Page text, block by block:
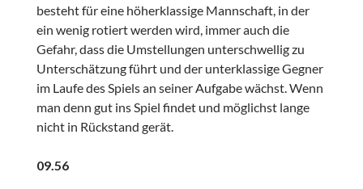
besteht für eine höherklassige Mannschaft, in der
ein wenig rotiert werden wird, immer auch die
Gefahr, dass die Umstellungen unterschwellig zu
Unterschätzung führt und der unterklassige Gegner
im Laufe des Spiels an seiner Aufgabe wächst. Wenn
man denn gut ins Spiel findet und möglichst lange
nicht in Rückstand gerät.
09.56